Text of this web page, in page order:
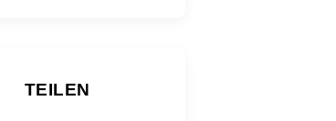
TEILEN